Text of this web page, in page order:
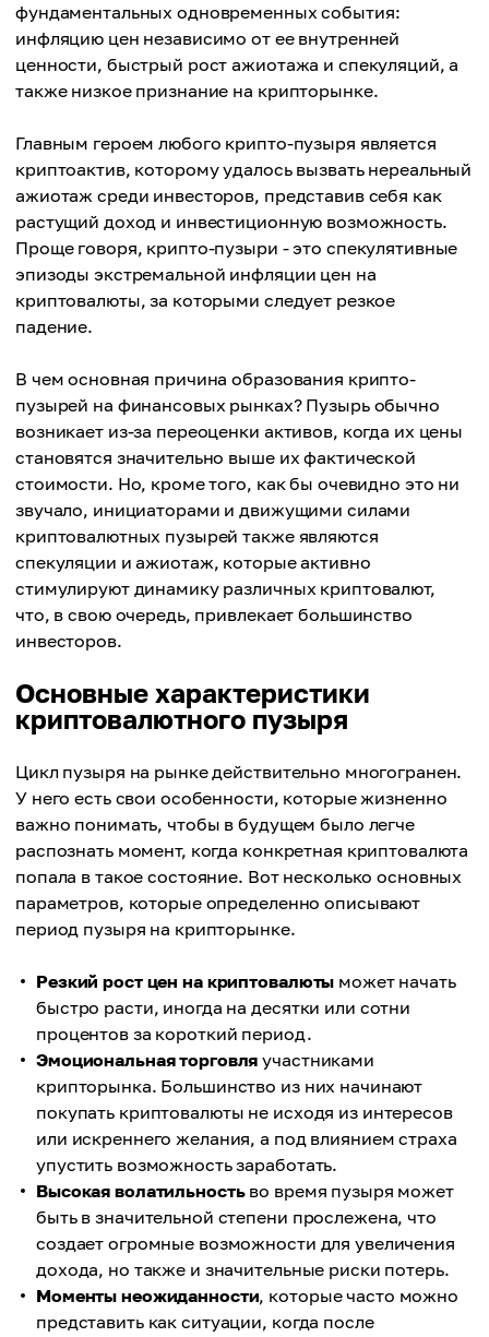
фундаментальных одновременных события:
инфляцию цен независимо от ее внутренней
ценности, быстрый рост ажиотажа и спекуляций, а
также низкое признание на крипторынке.
Главным героем любого крипто-пузыря является
криптоактив, которому удалось вызвать нереальный
ажиотаж среди инвесторов, представив себя как
растущий доход и инвестиционную возможность.
Проще говоря, крипто-пузыри - это спекулятивные
эпизоды экстремальной инфляции цен на
криптовалюты, за которыми следует резкое
падение.
В чем основная причина образования крипто-
пузырей на финансовых рынках? Пузырь обычно
возникает из-за переоценки активов, когда их цены
становятся значительно выше их фактической
стоимости. Но, кроме того, как бы очевидно это ни
звучало, инициаторами и движущими силами
криптовалютных пузырей также являются
спекуляции и ажиотаж, которые активно
стимулируют динамику различных криптовалют,
что, в свою очередь, привлекает большинство
инвесторов.
Основные характеристики
криптовалютного пузыря
Цикл пузыря на рынке действительно многогранен.
У него есть свои особенности, которые жизненно
важно понимать, чтобы в будущем было легче
распознать момент, когда конкретная криптовалюта
попала в такое состояние. Вот несколько основных
параметров, которые определенно описывают
период пузыря на крипторынке.
Резкий рост цен на криптовалюты может начать
быстро расти, иногда на десятки или сотни
процентов за короткий период.
Эмоциональная торговля участниками
крипторынка. Большинство из них начинают
покупать криптовалюты не исходя из интересов
или искреннего желания, а под влиянием страха
упустить возможность заработать.
Высокая волатильностьво время пузыря может
быть в значительной степени прослежена, что
создает огромные возможности для увеличения
дохода, но также и значительные риски потерь.
Моменты неожиданности, которые часто можно
представить как ситуации, когда после